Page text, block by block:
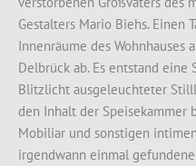
Gestalters Mario Biehs. Einen
Innenräume des Wohnhauses
Delbrück ab. Es entstand
Blitzlicht ausgeleuchteter
den Inhalt der Speisekammer
Mobiliar und sonstigen
irgendwann einmal